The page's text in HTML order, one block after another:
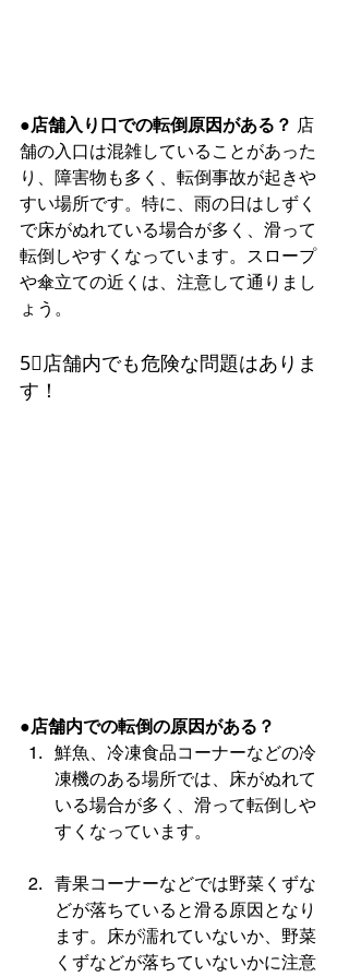
●店舗入り口での転倒原因がある？ 店
舗の入口は混雑していることがあった
り、障害物も多く、転倒事故が起きや
すい場所です。特に、雨の日はしずく
で床がぬれている場合が多く、滑って
転倒しやすくなっています。スロープ
や傘立ての近くは、注意して通りまし
ょう。
5⃣店舗内でも危険な問題はありま
す！
●店舗内での転倒の原因がある？
鮮魚、冷凍食品コーナーなどの冷
凍機のある場所では、床がぬれて
いる場合が多く、滑って転倒しや
すくなっています。
青果コーナーなどでは野菜くずな
どが落ちていると滑る原因となり
ます。床が濡れていないか、野菜
くずなどが落ちていないかに注意